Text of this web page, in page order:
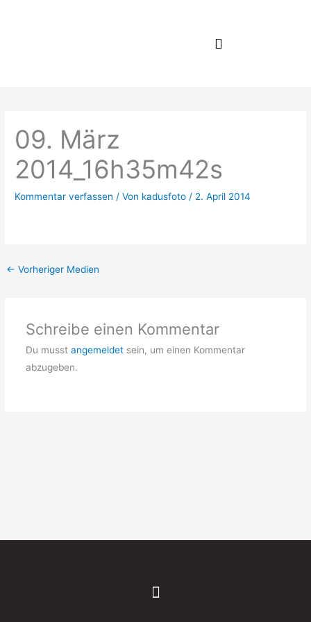
09. März
2014_16h35m42s
Kommentar verfassen / Von kadusfoto / 2. April 2014
← Vorheriger Medien
Schreibe einen Kommentar
Du musst angemeldetsein, um einen Kommentar
abzugeben.